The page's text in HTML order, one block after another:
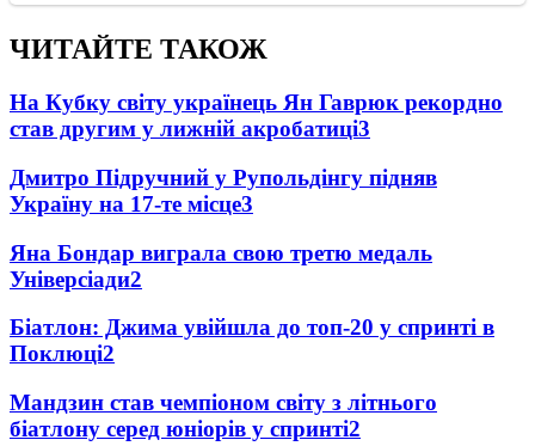
ЧИТАЙТЕ ТАКОЖ
На Кубку світу українець Ян Гаврюк рекордно
став другим у лижній акробатиці3
Дмитро Підручний у Рупольдінгу підняв
Україну на 17-те місце3
Яна Бондар виграла свою третю медаль
Універсіади2
Біатлон: Джима увійшла до топ-20 у спринті в
Поклюці2
Мандзин став чемпіоном світу з літнього
біатлону серед юніорів у спринті2